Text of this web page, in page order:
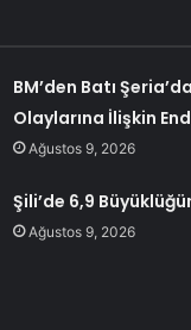
BM’den Batı
Olaylarına İlişkin
Ağustos 9, 2026
Şili’de 6,9
Ağustos 9, 2026